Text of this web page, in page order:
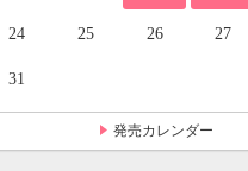
24 25 26 27
31
発売カレンダー